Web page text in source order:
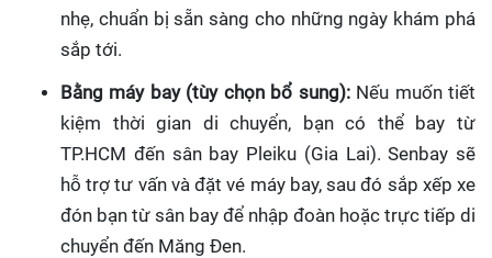
nhẹ, chuẩn bị sẵn sàng cho những ngày khám phá
sắp tới.
Bằng máy bay (tùy chọn bổ sung):Nếu muốn tiết
kiệm thời gian di chuyển, bạn có thể bay từ
TP.HCM đến sân bay Pleiku (Gia Lai). Senbay sẽ
hỗ trợ tư vấn và đặt vé máy bay, sau đó sắp xếp xe
đón bạn từ sân bay để nhập đoàn hoặc trực tiếp di
chuyển đến Măng Đen.